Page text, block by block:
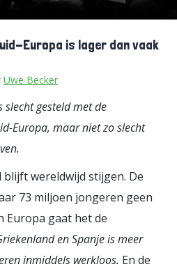
Europa is lager dan vaak
Uwe Becker
slecht gesteld met de
Europa, maar niet zo slecht
blijft wereldwijd stijgen. De
73 miljoen jongeren geen
Europa gaat het de
en Spanje is meer
inmiddels werkloos. En de